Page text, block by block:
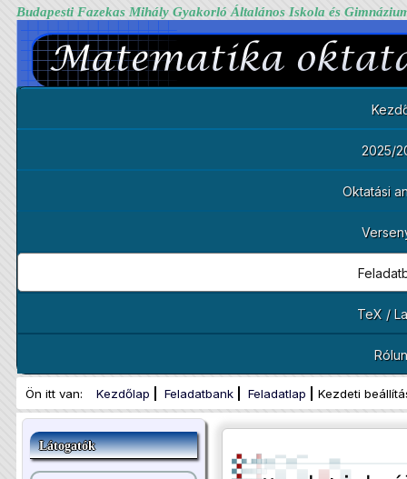
Budapesti Fazekas Mihály Gyakorló Általános Iskola és
2025/
Oktatási
TeX /
Ön itt van: Kezdőlap Feladatbank Feladatlap Kezdeti
Látogatók